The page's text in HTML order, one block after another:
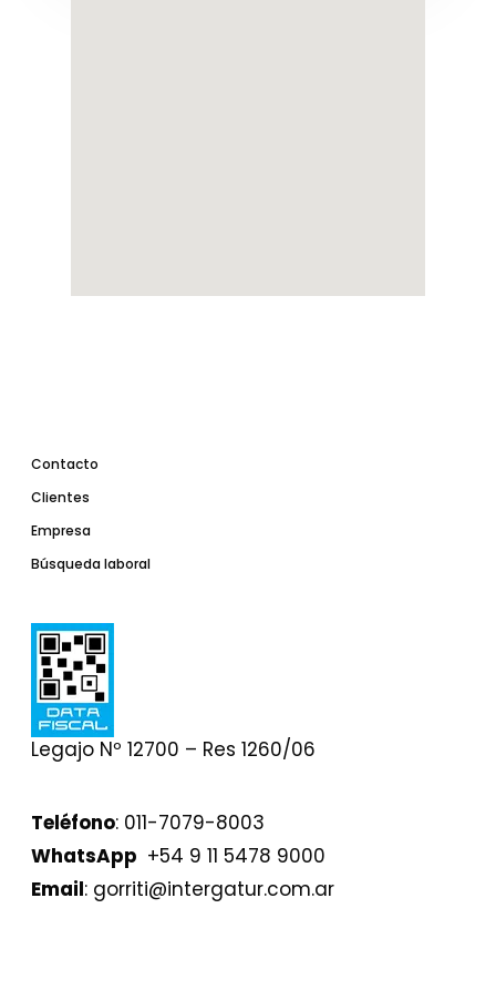
Contacto
Clientes
Empresa
Búsqueda laboral
Legajo Nº 12700 – Res 1260/06
Teléfono: 011-7079-8003
WhatsApp +54 9 11 5478 9000⁣⁣⁣⁣⁣⁣⁣⁣⁣⁣
Email: gorriti@intergatur.com.ar